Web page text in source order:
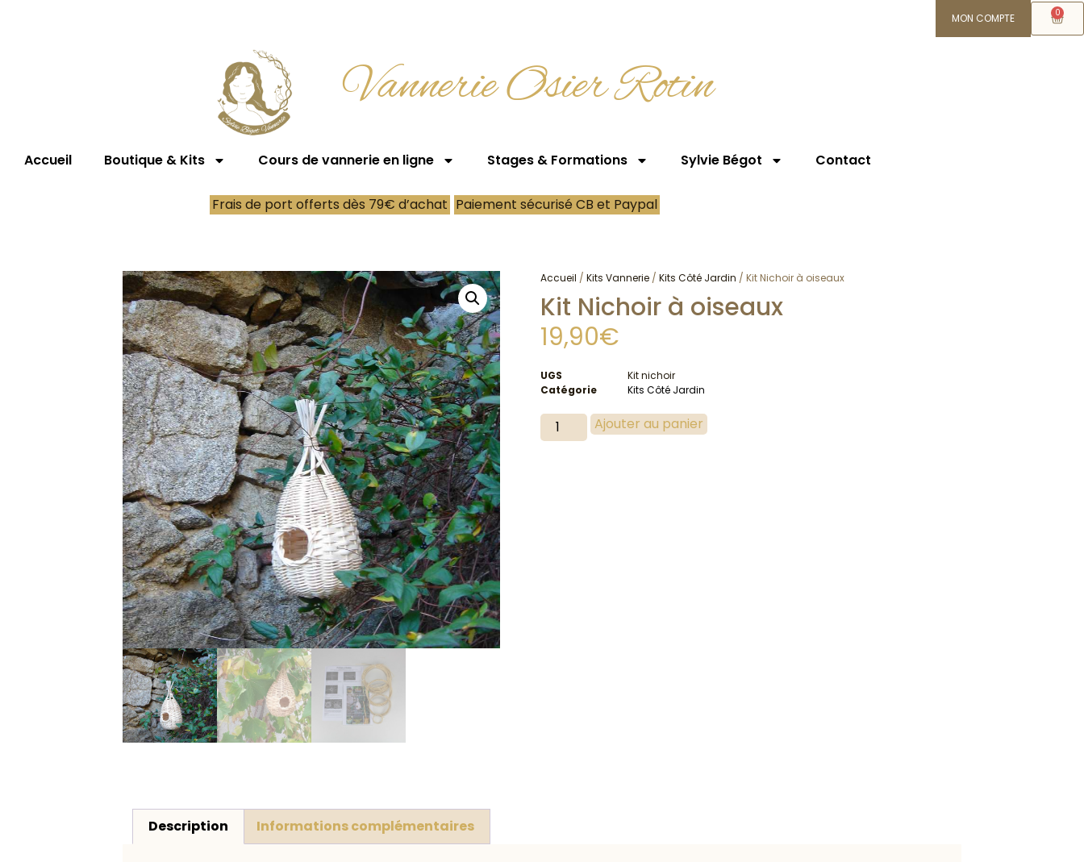
MON COMPTE 0
Vannerie Osier Rotin
Accueil Boutique & Kits Cours de vannerie en ligne Stages & Formations Sylvie Bégot Contact
Frais de port offerts dès 79€ d’achat Paiement sécurisé CB et Paypal
Accueil / Kits Vannerie / Kits Côté Jardin / Kit Nichoir à oiseaux
Kit Nichoir à oiseaux
19,90€
UGS
Kit nichoir
Catégorie
Kits Côté Jardin
Ajouter au panier
Description Informations complémentaires